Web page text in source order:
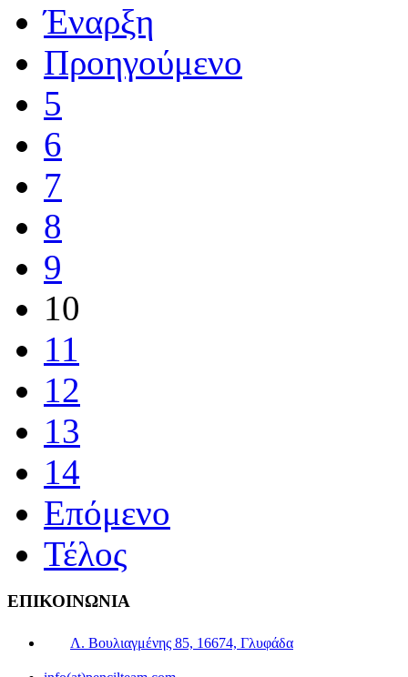
Έναρξη
Προηγούμενο
5
6
7
8
9
10
11
12
13
14
Επόμενο
Τέλος
ΕΠΙΚΟΙΝΩΝΙΑ
Λ. Βουλιαγμένης 85, 16674, Γλυφάδα